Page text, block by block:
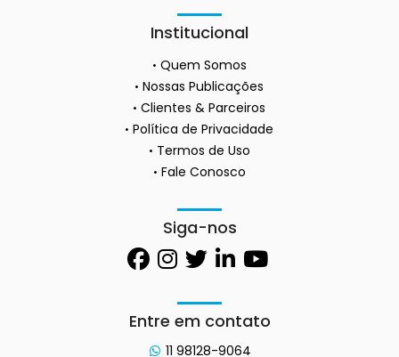
Institucional
Quem Somos
Nossas Publicações
Clientes & Parceiros
Política de Privacidade
Termos de Uso
Fale Conosco
Siga-nos
Entre em contato
11 98128-9064